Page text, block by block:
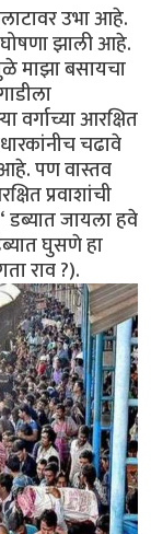
उभा आहे.
झाली आहे.
माझा बसायचा
वर्गाच्या आरक्षित
चढावे
पण वास्तव
प्रवाशांची
जायला हवे
घुसणे हा
राव ?).